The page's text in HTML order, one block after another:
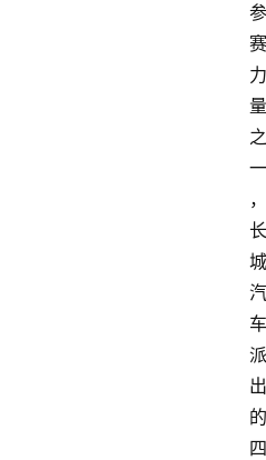
参
赛
力
量
之
一
，
长
城
汽
车
派
出
的
四